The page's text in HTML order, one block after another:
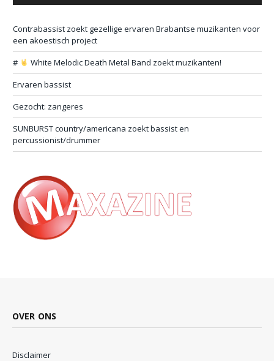
Contrabassist zoekt gezellige ervaren Brabantse muzikanten voor
een akoestisch project
#
White Melodic Death Metal Band zoekt muzikanten!
Ervaren bassist
Gezocht: zangeres
SUNBURST country/americana zoekt bassist en
percussionist/drummer
OVER ONS
Disclaimer